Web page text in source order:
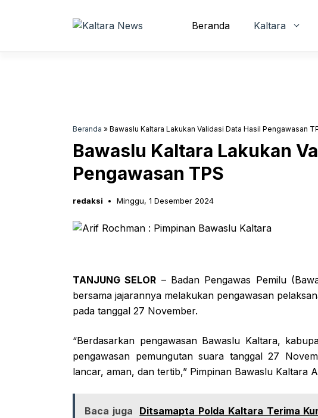
Beranda Kaltara
Beranda » Bawaslu Kaltara Lakukan Validasi Data Hasil Pengawasan
Bawaslu Kaltara Lakukan
Pengawasan TPS
redaksi Minggu, 1 Desember 2024
TANJUNG SELOR – Badan Pengawas Pemilu
bersama jajarannya melakukan pengawasan
pada tanggal 27 November.
“Berdasarkan pengawasan Bawaslu Kaltara,
pengawasan pemungutan suara tanggal 27
lancar, aman, dan tertib,” Pimpinan Bawaslu Kaltara
Baca juga
Ditsamapta Polda Kaltara Terima